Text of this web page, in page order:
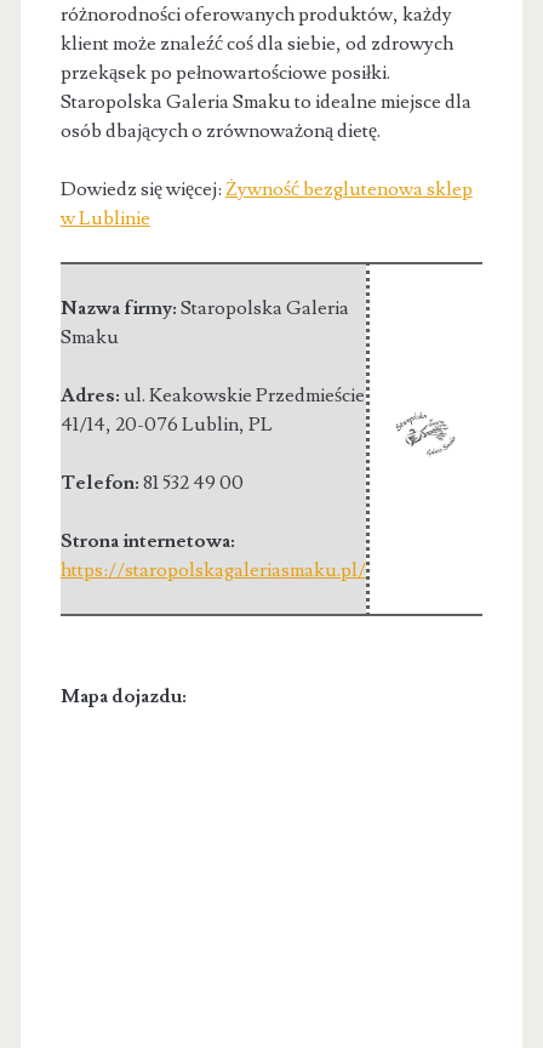
różnorodności oferowanych produktów, każdy
klient może znaleźć coś dla siebie, od zdrowych
przekąsek po pełnowartościowe posiłki.
Staropolska Galeria Smaku to idealne miejsce dla
osób dbających o zrównoważoną dietę.
Dowiedz się więcej: Żywność bezglutenowa sklep
w Lublinie
Nazwa firmy: Staropolska Galeria
Smaku
Adres: ul. Keakowskie Przedmieście
41/14, 20-076 Lublin, PL
Telefon: 81 532 49 00
Strona internetowa:
https://staropolskagaleriasmaku.pl/
Mapa dojazdu: